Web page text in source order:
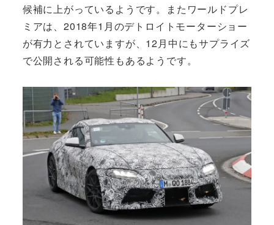
候補に上がっているようです。またワールドプレ
ミアは、2018年1月のデトロイトモーターショー
が有力とされていますが、12月中にもサプライズ
で公開される可能性もあるようです。